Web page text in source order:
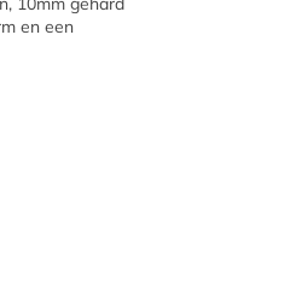
en een